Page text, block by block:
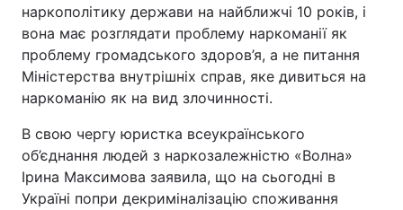
наркополітику держави на найближчі 10 років, і
вона має розглядати проблему наркоманії як
проблему громадського здоров’я, а не питання
Міністерства внутрішніх справ, яке дивиться на
наркоманію як на вид злочинності.
В свою чергу юристка всеукраїнського
об’єднання людей з наркозалежністю «Волна»
Ірина Максимова заявила, що на сьогодні в
Україні попри декриміналізацію споживання